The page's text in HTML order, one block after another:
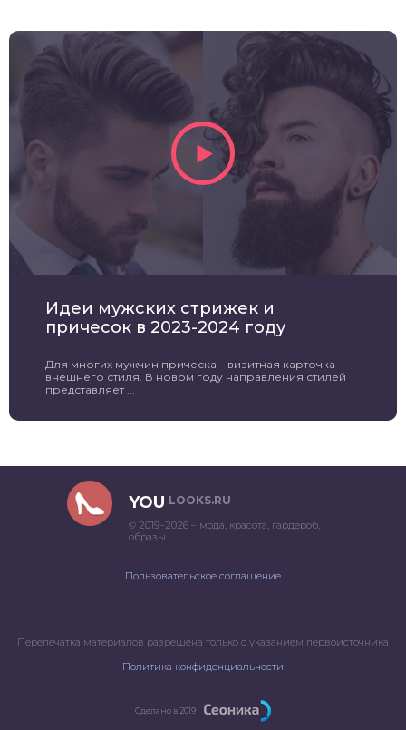
Идеи мужских стрижек и
причесок в 2023-2024 году
Для многих мужчин прическа – визитная карточка
внешнего стиля. В новом году направления стилей
представляет ...
YOU LOOKS.RU
© 2019–2026 – мода, красота, гардероб,
образы.
Пользовательское соглашение
Перепечатка материалов разрешена только с указанием первоисточника
Политика конфиденциальности
Сделано в 2019